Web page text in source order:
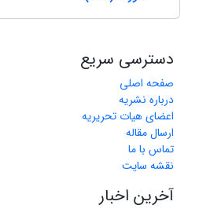
دسترسی سریع
صفحه اصلی
درباره نشریه
اعضای هیات تحریریه
ارسال مقاله
تماس با ما
نقشه سایت
آخرین اخبار